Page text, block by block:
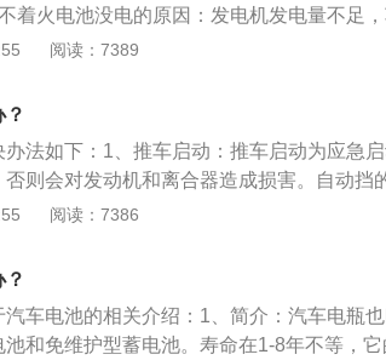
着火电池没电的原因：发电机发电量不足
能是汽车电瓶的使用时间较长导致，如果
法，但需要注意的是，推车“助燃"对发动机
辆尤其要避免使用此方法。
阅读：7389
法如下：1、推车启动：推车启动为应急
则会对发动机和离合器造成损害。自动挡
要两个人以上，一个人难以实施启动。2、
注意事项：1、蓄电池长久不用，会慢慢自
指针显示蓄电量不足时，要及时充电。3、
。4、充电时要使用专用充电器，放置在
阅读：7386
车电池的相关介绍：1、简介：汽车电瓶
和免维护型蓄电池。寿命在1-8年不等，